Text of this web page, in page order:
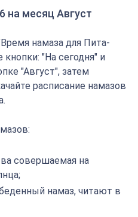
на месяц Август
намаза для Пита-
"На сегодня" и
"Август", затем
расписание намазов
совершаемая на
намаз, читают в